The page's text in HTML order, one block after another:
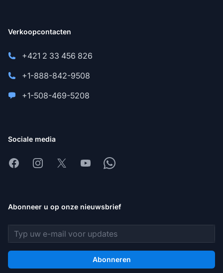
Verkoopcontacten
+421 2 33 456 826
+1-888-842-9508
+1-508-469-5208
Sociale media
FacebookInstagram
X YoutubeWhatsapp
Abonneer u op onze nieuwsbrief
E-mailadres
Abonneren